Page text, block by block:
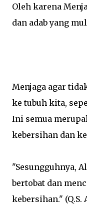
Oleh karena
dan adab yang
Menjaga agar
ke tubuh kita,
Ini semua
kebersihan dan
"Sesungguhnya,
bertobat dan
kebersihan." (Q.S.